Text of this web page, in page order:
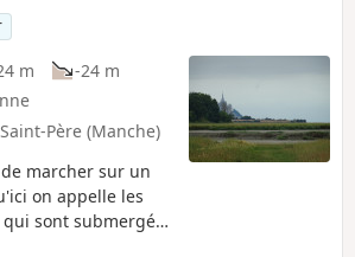
m
-24 m
Père (Manche)
marcher sur un
on appelle les
sont submergés